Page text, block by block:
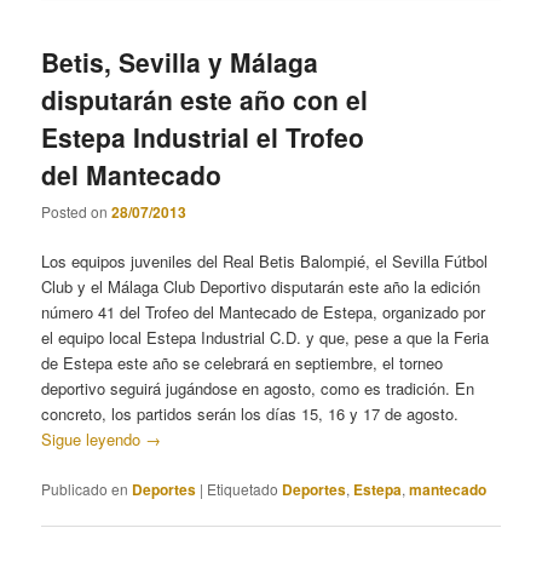
Betis, Sevilla y Málaga
disputarán este año con el
Estepa Industrial el Trofeo
del Mantecado
Posted on28/07/2013
Los equipos juveniles del Real Betis Balompié, el Sevilla Fútbol
Club y el Málaga Club Deportivo disputarán este año la edición
número 41 del Trofeo del Mantecado de Estepa, organizado por
el equipo local Estepa Industrial C.D. y que, pese a que la Feria
de Estepa este año se celebrará en septiembre, el torneo
deportivo seguirá jugándose en agosto, como es tradición. En
concreto, los partidos serán los días 15, 16 y 17 de agosto.
Sigue leyendo →
Publicado en Deportes | Etiquetado Deportes, Estepa,mantecado